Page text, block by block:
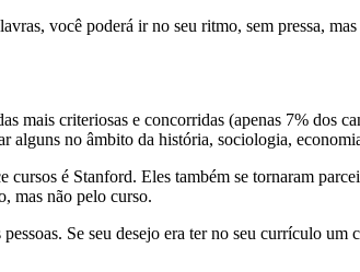
você poderá ir no seu ritmo, sem pressa,
mais criteriosas e concorridas (apenas 7% dos
alguns no âmbito da história, sociologia,
é Stanford. Eles também se tornaram
mas não pelo curso.
Se seu desejo era ter no seu currículo